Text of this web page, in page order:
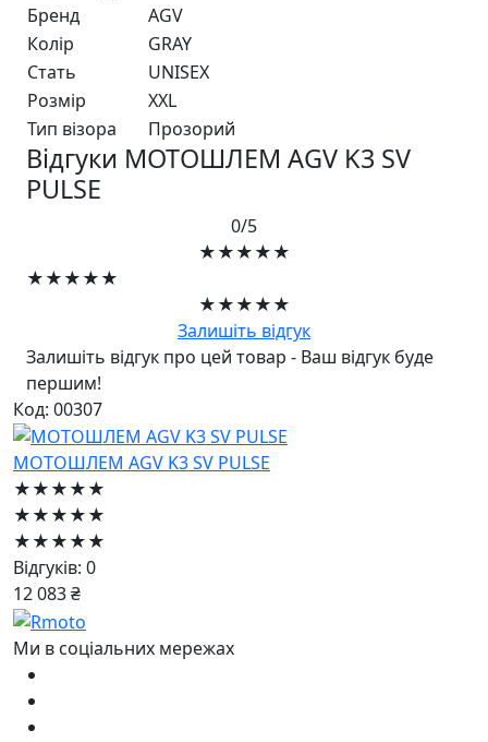
Бренд
AGV
Колір
GRAY
Стать
UNISEX
Розмір
XXL
Тип візора
Прозорий
Відгуки МОТОШЛЕМ AGV K3 SV
PULSE
0/5
★★★★★
★★★★★
★★★★★
Залишіть відгук
Залишіть відгук про цей товар - Ваш відгук буде
першим!
Код: 00307
МОТОШЛЕМ AGV K3 SV PULSE
★★★★★
★★★★★
★★★★★
Відгуків: 0
12 083 ₴
Ми в соціальних мережах